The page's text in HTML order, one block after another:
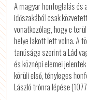
A magyar honfoglalás és
időszakából csak
vonatkozólag, hogy e
helye lakott lett volna. A
tanúsága szerint a Lád
és köznépi elemei
körüli első, tényleges
László trónra lépése